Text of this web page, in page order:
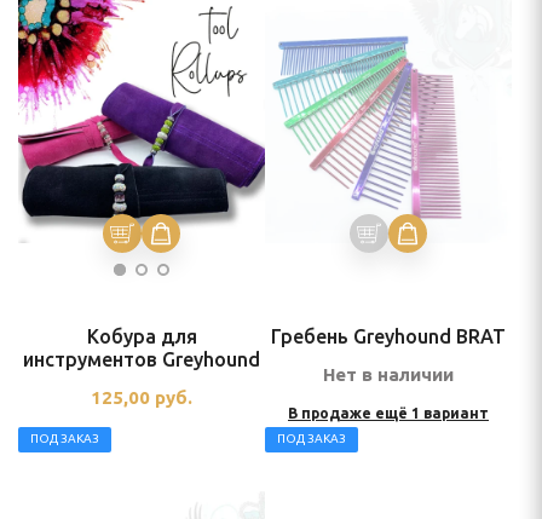
Кобура для
инструментов Greyhound
125,00 руб.
Гребень Greyhound BRAT
Нет в наличии
В продаже ещё 1 вариант
ПОД ЗАКАЗ ПОД ЗАКАЗ